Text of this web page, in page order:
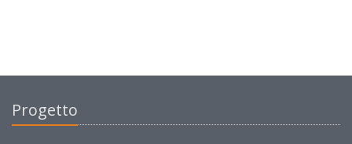
Progetto